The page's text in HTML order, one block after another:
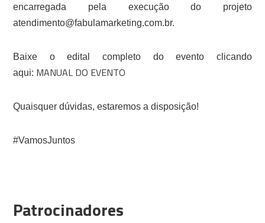
encarregada pela execução do projeto
atendimento@fabulamarketing.com.br.
Baixe o edital completo do evento clicando
aqui: MANUAL DO EVENTO
Quaisquer dúvidas, estaremos a disposição!
#VamosJuntos
Patrocinadores